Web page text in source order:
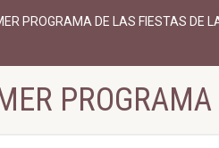
PROGRAMA DE LAS FIESTAS DE